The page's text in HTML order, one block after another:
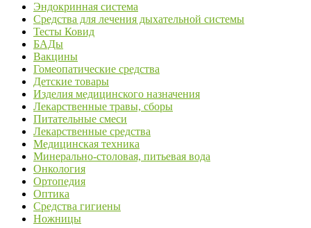
Эндокринная система
Средства для лечения дыхательной системы
Тесты Ковид
БАДы
Вакцины
Гомеопатические средства
Детские товары
Изделия медицинского назначения
Лекарственные травы, сборы
Питательные смеси
Лекарственные средства
Медицинская техника
Минерально-столовая, питьевая вода
Онкология
Ортопедия
Оптика
Средства гигиены
Ножницы